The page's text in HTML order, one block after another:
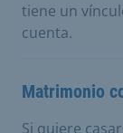
tiene un
cuenta.
Matrimonio
Si quiere